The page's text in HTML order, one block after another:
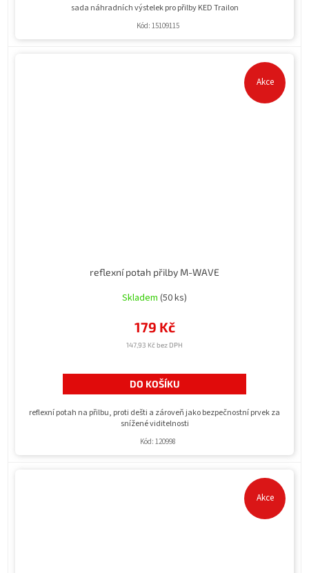
sada náhradních výstelek pro přilby KED Trailon
Kód: 15109115
Akce
reflexní potah přilby M-WAVE
Skladem (50 ks)
147,93 Kč bez DPH
179 Kč
DO KOŠÍKU
reflexní potah na přilbu, proti dešti a zároveň jako bezpečnostní prvek za
snížené viditelnosti
Kód: 120998
Akce